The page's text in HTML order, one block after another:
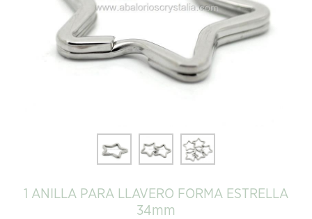
1 ANILLA PARA LLAVERO FORMA ESTRELLA
34mm